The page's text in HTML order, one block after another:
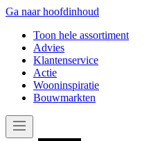
Ga naar hoofdinhoud
Toon hele assortiment
Advies
Klantenservice
Actie
Wooninspiratie
Bouwmarkten